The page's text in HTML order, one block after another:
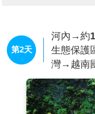
【三十六古街】老街位
時代，以皇帝的城邑
居，由於有36個因此
支流的氾濫區，整個
漲達8公尺高，隨著時
路所取代，經過千年
街名仍保留原有的行
遊逛時，你可看到多
第2天
河內→約
生態保護
灣→越南